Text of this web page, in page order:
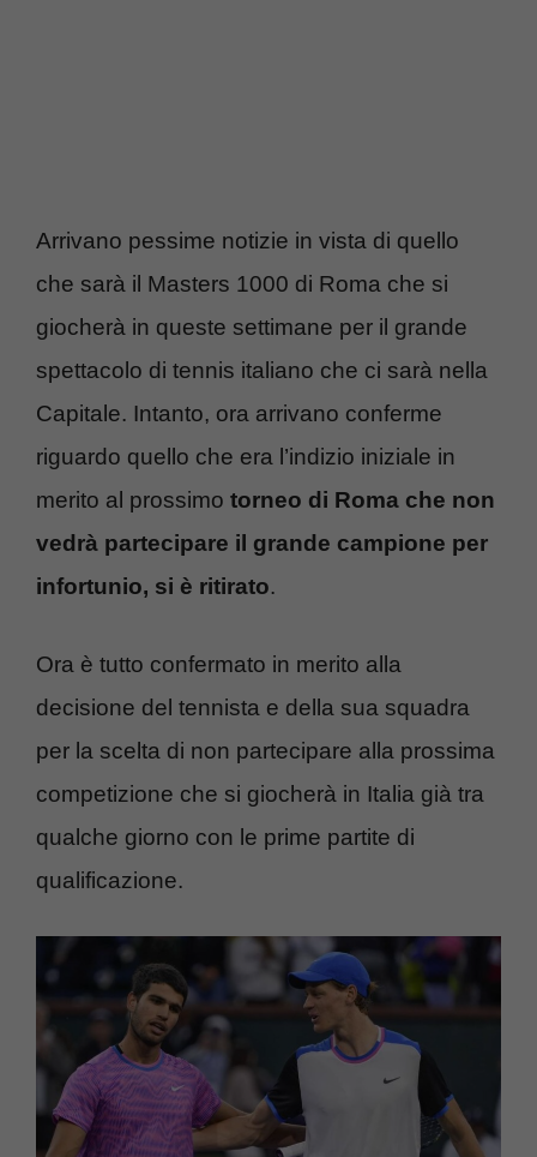
Arrivano pessime notizie in vista di quello
che sarà il Masters 1000 di Roma che si
giocherà in queste settimane per il grande
spettacolo di tennis italiano che ci sarà nella
Capitale. Intanto, ora arrivano conferme
riguardo quello che era l’indizio iniziale in
merito al prossimo torneo di Roma che non
vedrà partecipare il grande campione per
infortunio, si è ritirato.
Ora è tutto confermato in merito alla
decisione del tennista e della sua squadra
per la scelta di non partecipare alla prossima
competizione che si giocherà in Italia già tra
qualche giorno con le prime partite di
qualificazione.